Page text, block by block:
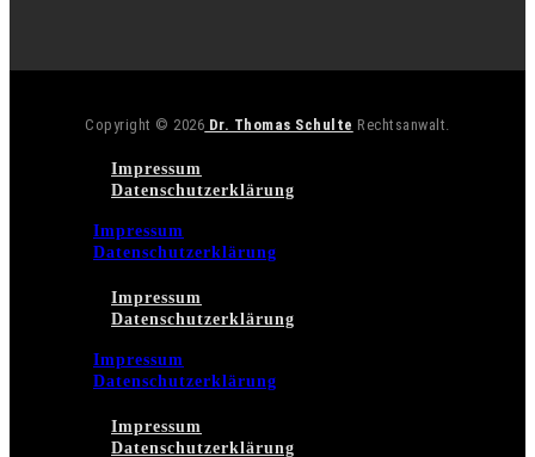
Copyright © 2026 Dr. Thomas Schulte Rechtsanwalt.
Impressum
Datenschutzerklärung
Impressum
Datenschutzerklärung
Impressum
Datenschutzerklärung
Impressum
Datenschutzerklärung
Impressum
Datenschutzerklärung